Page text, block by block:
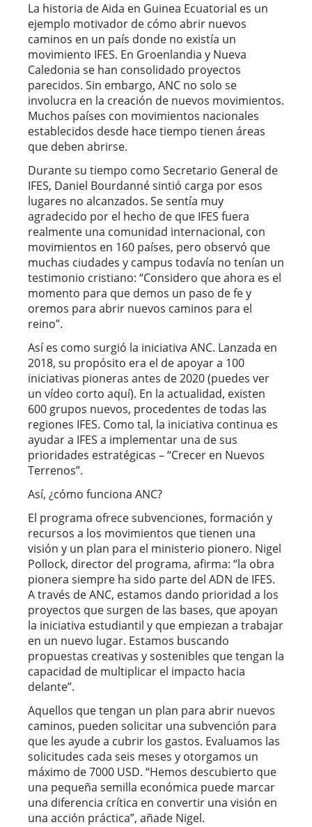
La historia de Aida en Guinea Ecuatorial es un
ejemplo motivador de cómo abrir nuevos
caminos en un país donde no existía un
movimiento IFES. En Groenlandia y Nueva
Caledonia se han consolidado proyectos
parecidos. Sin embargo, ANC no solo se
involucra en la creación de nuevos movimientos.
Muchos países con movimientos nacionales
establecidos desde hace tiempo tienen áreas
que deben abrirse.
Durante su tiempo como Secretario General de
IFES, Daniel Bourdanné sintió carga por esos
lugares no alcanzados. Se sentía muy
agradecido por el hecho de que IFES fuera
realmente una comunidad internacional, con
movimientos en 160 países, pero observó que
muchas ciudades y campus todavía no tenían un
testimonio cristiano: “Considero que ahora es el
momento para que demos un paso de fe y
oremos para abrir nuevos caminos para el
reino”.
Así es como surgió la iniciativa ANC. Lanzada en
2018, su propósito era el de apoyar a 100
iniciativas pioneras antes de 2020 (puedes ver
un vídeo corto aquí). En la actualidad, existen
600 grupos nuevos, procedentes de todas las
regiones IFES. Como tal, la iniciativa continua es
ayudar a IFES a implementar una de sus
prioridades estratégicas – “Crecer en Nuevos
Terrenos”.
Así, ¿cómo funciona ANC?
El programa ofrece subvenciones, formación y
recursos a los movimientos que tienen una
visión y un plan para el ministerio pionero. Nigel
Pollock, director del programa, afirma: “la obra
pionera siempre ha sido parte del ADN de IFES.
A través de ANC, estamos dando prioridad a los
proyectos que surgen de las bases, que apoyan
la iniciativa estudiantil y que empiezan a trabajar
en un nuevo lugar. Estamos buscando
propuestas creativas y sostenibles que tengan la
capacidad de multiplicar el impacto hacia
delante”.
Aquellos que tengan un plan para abrir nuevos
caminos, pueden solicitar una subvención para
que les ayude a cubrir los gastos. Evaluamos las
solicitudes cada seis meses y otorgamos un
máximo de 7000 USD. “Hemos descubierto que
una pequeña semilla económica puede marcar
una diferencia crítica en convertir una visión en
una acción práctica”, añade Nigel.